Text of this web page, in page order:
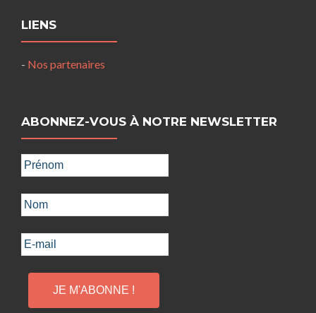
LIENS
- Nos partenaires
ABONNEZ-VOUS À NOTRE NEWSLETTER